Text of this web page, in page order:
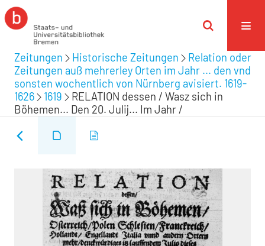
Zeitungen Historische Zeitungen
Relation oder
Zeitungen auß mehrerley Orten im Jahr ... den vnd
sonsten wochentlich von Nürnberg avisiert. 1619-
1626
1619
RELATION dessen / Wasz sich in
Böhemen... Den 20. Julij... Im Jahr /